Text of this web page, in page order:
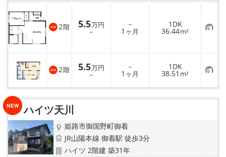
2階 5.5万円
－
－
1 ヶ月
1DK
36.44m² お
気
に
入
り
登
録
2階 5.5万円
－
－
1 ヶ月
1DK
38.51 m² お
気
に
り
ハイツ天川
姫路市御国野町御着
JR山陽本線 御着駅 徒歩3分
ハイツ 2階建 築31年